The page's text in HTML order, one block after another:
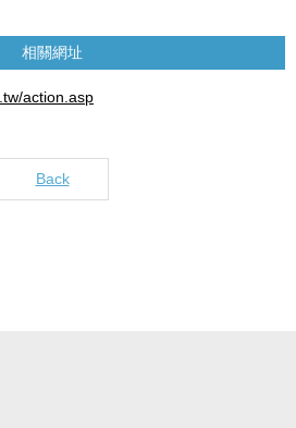
相關網址
action.asp
Back